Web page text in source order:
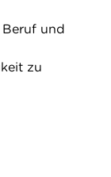
und
zu